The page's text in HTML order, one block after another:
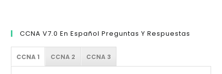
CCNA V7.0 En Español Preguntas Y Respuestas
CCNA 1 CCNA 2 CCNA 3